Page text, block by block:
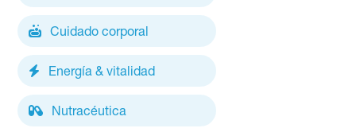
Cuidado corporal
Energía & vitalidad
Nutracéutica